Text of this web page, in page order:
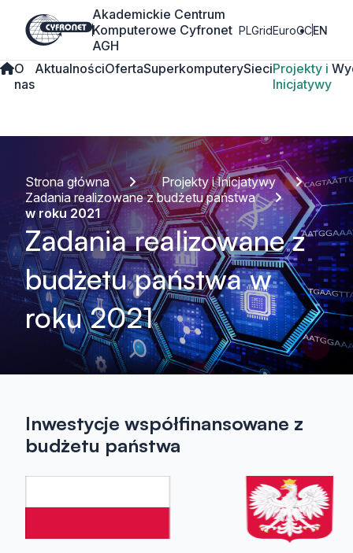
Akademickie Centrum
Komputerowe Cyfronet
AGH
PLGridEuroCCEN
O
nas
AktualnościOfertaSuperkomputerySieciProjekty i
Inicjatywy
Strona główna
Projekty i Inicjatywy
Zadania realizowane z budżetu państwa
w roku 2021
Zadania realizowane z
budżetu państwa w
roku 2021
Inwestycje współfinansowane z
budżetu państwa